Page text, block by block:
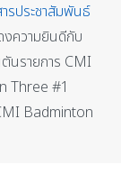
รประชาสัมพันธ์
ความยินดีกับ
นรายการ CMI
Three #1
Badminton